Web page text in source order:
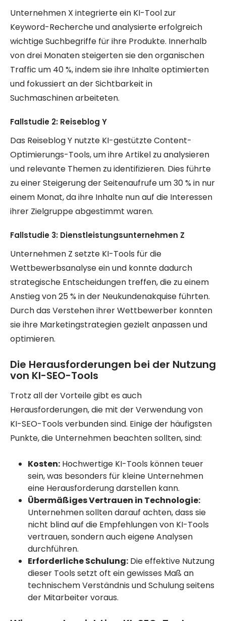
Unternehmen X integrierte ein KI-Tool zur
Keyword-Recherche und analysierte erfolgreich
wichtige Suchbegriffe für ihre Produkte. Innerhalb
von drei Monaten steigerten sie den organischen
Traffic um 40 %, indem sie ihre Inhalte optimierten
und fokussiert an der Sichtbarkeit in
Suchmaschinen arbeiteten.
Fallstudie 2: Reiseblog Y
Das Reiseblog Y nutzte KI-gestützte Content-
Optimierungs-Tools, um ihre Artikel zu analysieren
und relevante Themen zu identifizieren. Dies führte
zu einer Steigerung der Seitenaufrufe um 30 % in nur
einem Monat, da ihre Inhalte nun auf die Interessen
ihrer Zielgruppe abgestimmt waren.
Fallstudie 3: Dienstleistungsunternehmen Z
Unternehmen Z setzte KI-Tools für die
Wettbewerbsanalyse ein und konnte dadurch
strategische Entscheidungen treffen, die zu einem
Anstieg von 25 % in der Neukundenakquise führten.
Durch das Verstehen ihrer Wettbewerber konnten
sie ihre Marketingstrategien gezielt anpassen und
optimieren.
Die Herausforderungen bei der Nutzung
von KI-SEO-Tools
Trotz all der Vorteile gibt es auch
Herausforderungen, die mit der Verwendung von
KI-SEO-Tools verbunden sind. Einige der häufigsten
Punkte, die Unternehmen beachten sollten, sind:
Kosten: Hochwertige KI-Tools können teuer
sein, was besonders für kleine Unternehmen
eine Herausforderung darstellen kann.
Übermäßiges Vertrauen in Technologie:
Unternehmen sollten darauf achten, dass sie
nicht blind auf die Empfehlungen von KI-Tools
vertrauen, sondern auch eigene Analysen
durchführen.
Erforderliche Schulung: Die effektive Nutzung
dieser Tools setzt oft ein gewisses Maß an
technischem Verständnis und Schulung seitens
der Mitarbeiter voraus.